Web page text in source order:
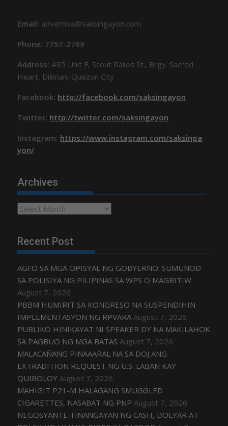
Email: advertise@saksingayon.com
Phone: 7757-2769
Address:#85 Unit F, Scout Rallos St., Brgy. Sacred
Heart, Diliman, Quezon City
Facebook: http://facebook.com/saksingayon
Twitter: http://twitter.com/saksingayon
Instagram: https://www.instagram.com/saksinga
yon/
Archives
Archives
Recent Post
AGFO SA MGA OPISYAL NG GOBYERNO: SUMUNOD
SA POLISIYA NG PILIPINAS SA WPS O MAGBITIW
August 7, 2026
PBBM HUMIRIT SA KONGRESO NA SUSPENDIHIN
IMPLEMENTASYON NG RPVARA August 7, 2026
PUBLIKO HINIKAYAT NI SPEAKER DY NA MAKILAHOK
SA PAGBUO NG MGA BATAS August 7, 2026
MALACAÑANG PINAAARAL NA SA DOJ ANG
EXTRADITION REQUEST NG U.S. LABAN KAY
QUIBOLOY August 7, 2026
MAHIGIT P21-M HALAGANG SMUGGLED
CIGARETTES, NASABAT NG PNP August 7, 2026
NEGOSYANTE TINANGAYAN NG CASH, DOLYAR AT